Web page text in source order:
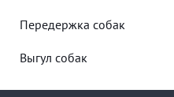
Передержка собак
Выгул собак